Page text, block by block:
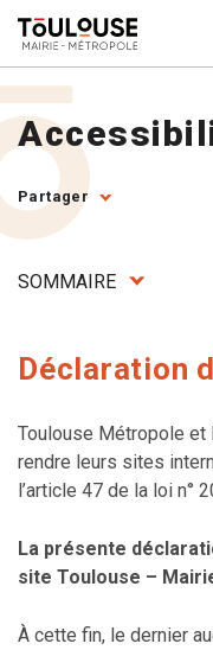
Partager
SOMMAIRE
Déclaration
Toulouse Métropole et
rendre leurs sites
l’article 47 de la loi n°
La présente
site Toulouse –
À cette fin, le dernier